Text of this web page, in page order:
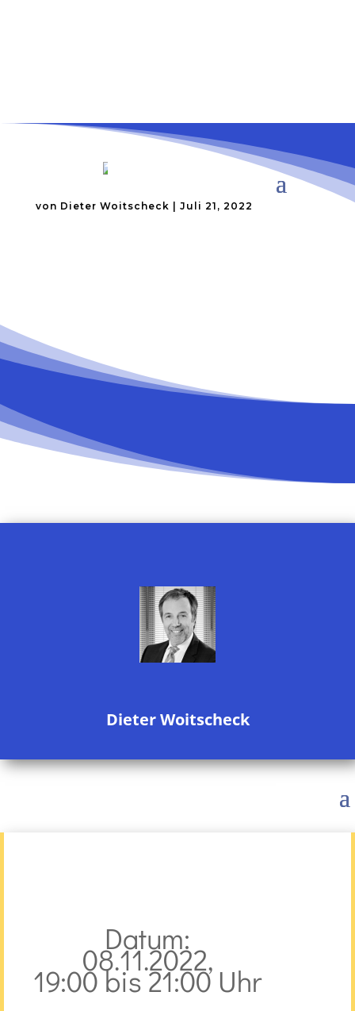
„VOM BEBAUUNGSPLAN ZUR
von Dieter Woitscheck Juli 21, 2022
Dieter Woitscheck
Datum:
08.11.2022,
19:00 bis 21:00 Uhr